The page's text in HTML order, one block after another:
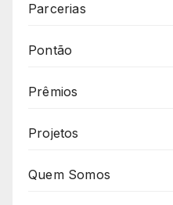
Parcerias
Pontão
Prêmios
Projetos
Quem Somos